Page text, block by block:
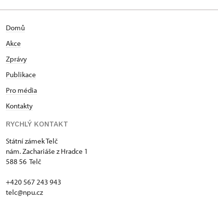
Domů
Akce
Zprávy
Publikace
Pro média
Kontakty
RYCHLÝ KONTAKT
Státní zámek Telč
nám. Zachariáše z Hradce 1
588 56 Telč
+420 567 243 943
telc@npu.cz